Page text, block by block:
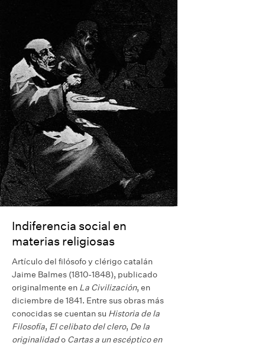
Indiferencia social en
materias religiosas
Artículo del filósofo y clérigo catalán
Jaime Balmes (1810-1848), publicado
originalmente en La Civilización, en
diciembre de 1841. Entre sus obras más
conocidas se cuentan su Historia de la
Filosofía, El celibato del clero, De la
originalidado Cartas a un escéptico en